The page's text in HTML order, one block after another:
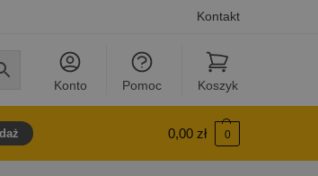
Kontakt
Konto Pomoc Koszyk
0,00 zł 0